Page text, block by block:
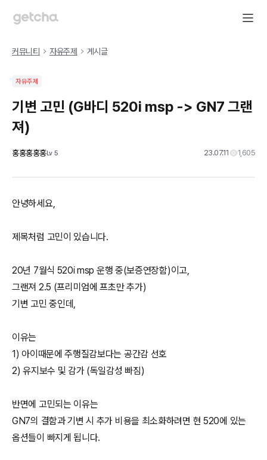
커뮤니티 자유주제 게시글
자유주제
기변 고민 (G바디 520i msp -> GN7 그랜
져)
홍홍홍홍홍Lv5 23.07.11 1,605
안녕하세요,
제목처럼 고민이 있습니다.
20년 7월식 520i msp 운행 중(보증연장함)이고,
그랜져 2.5 (프리미엄에 프초만 추가)
기변 고민 중인데,
이유는
1) 아이때문에 주행질감보다는 공간감 선호
2) 유지보수 및 감가 (독일감성 빠짐)
반면에 고민되는 이유는
GN7의 결함과 기변 시 추가 비용을 최소화하려면 현 520에 있는
옵션들이 빠지게 됩니다.